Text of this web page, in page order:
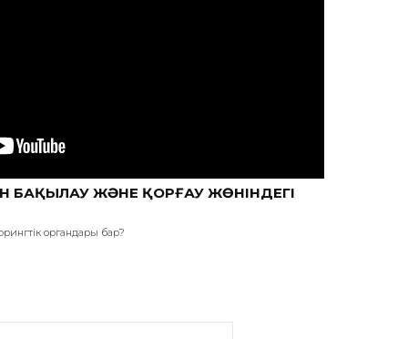
БАҚЫЛАУ ЖӘНЕ ҚОРҒАУ ЖӨНІНДЕГІ
органдары бар?